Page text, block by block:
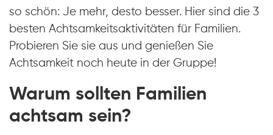
so schön: Je mehr, desto besser. Hier sind die 3
besten Achtsamkeitsaktivitäten für Familien.
Probieren Sie sie aus und genießen Sie
Achtsamkeit noch heute in der Gruppe!
Warum sollten Familien
achtsam sein?